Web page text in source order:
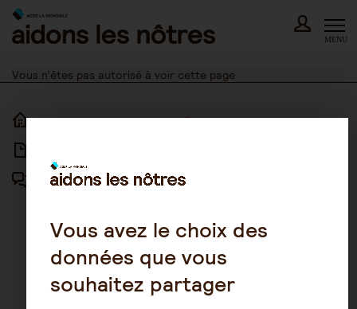
Skip
content
MENU
Vous n’êtes pas autorisé à voir cette page
ACCUEIL
FORUM
PLAN DU SITE
D’UTILISATION
POLITIQUE DE PROTECTION DES
Vous avez le choix des
données que vous
souhaitez partager